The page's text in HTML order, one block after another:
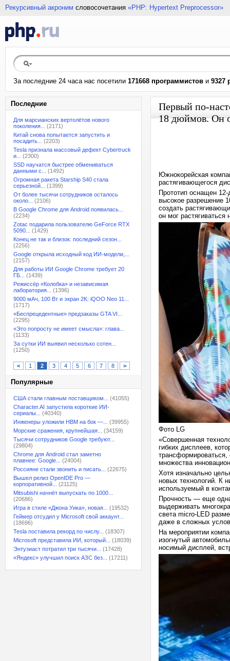
Рекурсивный акроним словосочетания «PHP: Hypertext Preprocessor»
За последние 24 часа нас посетили 171668 программистов и 9327
Последние
Для марсианских вертолётов нового
поколения...
(2171)
Китай снова попытается запустить и
посадить...
(2203)
Tesla признала массовый дефект Cybertruck
и...
(2300)
SSD научатся быстрее обмениваться
данными с...
(1492)
Огромная ракета Starship S40 стала
серьезной...
(1399)
От более тысячи сотрудников осталось
около...
(2106)
В Google Chrome для Android появилась...
(2234)
Zotac подарила пользователю GeForce RTX
5090...
(1429)
Конец не так и близок: последний сезон...
(2256)
Google открыла исходный код ИИ-модели,...
(2157)
Для работы ИИ Google Chrome требует 20
ГБ...
(1439)
Режиссёр «Колобка» и независимая
лаборатория...
(1396)
9000 мАч, 100 Вт и экран 2K: iQOO Neo 11...
(1717)
«Беспрецедентные» предзаказы GTA VI...
(2295)
«Это попросту не имеет смысла»: глава...
(1133)
За сутки ИИ выявил несколько сотен...
(1250)
< 1 2 3 4 5 6 7 8 >
Популярные
США стали главным поставщиком...
(41055)
Character.AI запустила короткие ИИ-
сериалы...
(40340)
Инженеры уложили HBM на бок —...
(39955)
Морские сражения, крупнейшая...
(34159)
Тысячи сотрудников Google требуют...
(29804)
Chrome для Android стал заметно
плавнее: Google...
(24004)
Россияне стали звонить и писать...
(22675)
Вышел релиз OpenIDE Pro —
корпоративной...
(21125)
Mitsubishi начнёт выпускать по 1000...
(20686)
Игра в стиле «Джона Уика», новая...
(19532)
Геймер отсудил у Microsoft свой аккаунт...
(18696)
Tesla поставила рекорд по числу...
(18307)
Microsoft представила ИИ, который...
(18039)
Энтузиаст потратил три тысячи...
(17428)
«Яндекс» улучшил поиск АЗС без...
(17211)
Первый по-
18 дюймов. Он
Южнокорейская
растягивающегося
Прототип оснащен
высокое разрешение
создать
он мог растягиваться
Фото LG
«Совершенная
гибких дисплеев,
трансформироваться,
множества
Хотя изначально
новых технологий. К
используемый в
Прочность — еще
выдерживать
света micro-LED
даже в сложных
На мероприятии
изогнутый
носимый дисплей,